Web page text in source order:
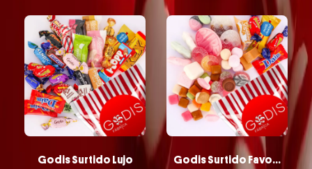
Godis Surtido Lujo Godis Surtido Favoritos